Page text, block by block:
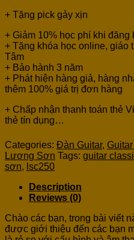
+ Tặng pick gảy xịn
+ Giảm 10% học phí khi đăng
+ Tặng khóa học online, giáo
Tâm
+ Bảo hành 3 năm
+ Phát hiện hàng giả, hàng
thêm 100% giá trị đơn hàng
+ Chấp nhận thanh toán thẻ
thẻ tín dụng…
Categories: Đàn Guitar,
Lương Sơn Tags: guitar
sơn, lsc250
Description
Reviews (0)
Chào các bạn, trong bài viết
được giới thiệu đến các bạn